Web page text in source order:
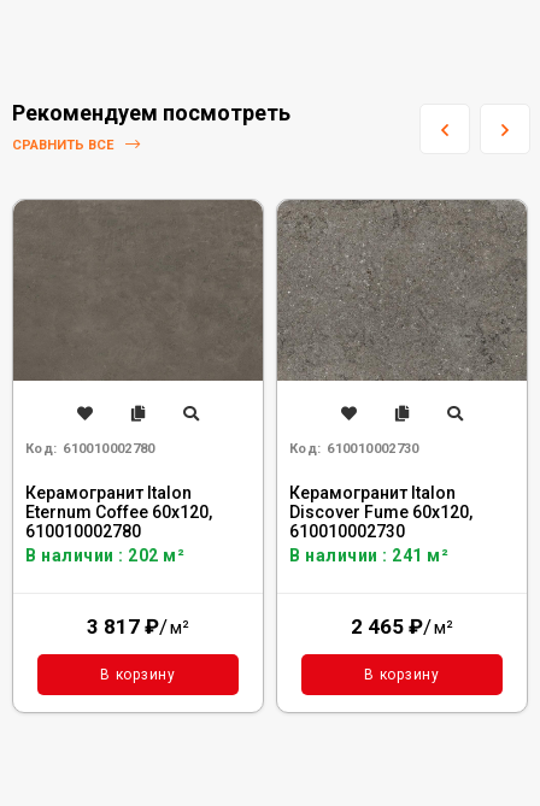
Рекомендуем посмотреть
СРАВНИТЬ ВСЕ
Код: 610010002780
Керамогранит Italon
Eternum Coffee 60x120,
610010002780
В наличии : 202 м²
3 817 ₽/м²
В корзину
Код: 610010002730
Керамогранит Italon
Discover Fume 60x120,
610010002730
В наличии : 241 м²
2 465 ₽/м²
В корзину